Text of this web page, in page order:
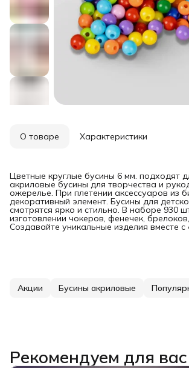
О товаре Характеристики
Цветные круглые бусины 6 мм. подходят
акриловые бусины для творчества и
ожерелье. При плетении аксессуаров из
декоративный элемент. Бусины для
смотрятся ярко и стильно. В наборе 930
изготовлении чокеров, фенечек,
Создавайте уникальные изделия вместе с
Акции Бусины акриловые
Рекомендуем для вас